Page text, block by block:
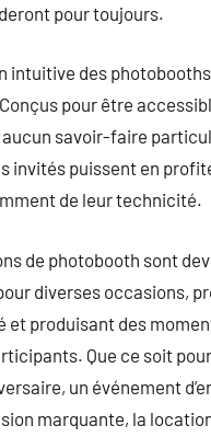
pour toujours.
intuitive des
pour être
savoir-faire
invités puissent en
de leur technicité.
de photobooth sont
diverses occasions,
et produisant des
Que ce soit
un événement
marquante, la